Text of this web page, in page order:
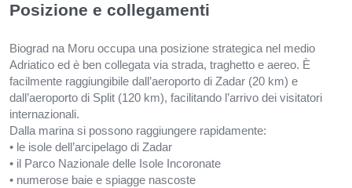
Posizione e collegamenti
Biograd na Moru occupa una posizione strategica nel medio
Adriatico ed è ben collegata via strada, traghetto e aereo. È
facilmente raggiungibile dall’aeroporto di Zadar (20 km) e
dall’aeroporto di Split (120 km), facilitando l’arrivo dei visitatori
internazionali.
Dalla marina si possono raggiungere rapidamente:
• le isole dell’arcipelago di Zadar
• il Parco Nazionale delle Isole Incoronate
• numerose baie e spiagge nascoste